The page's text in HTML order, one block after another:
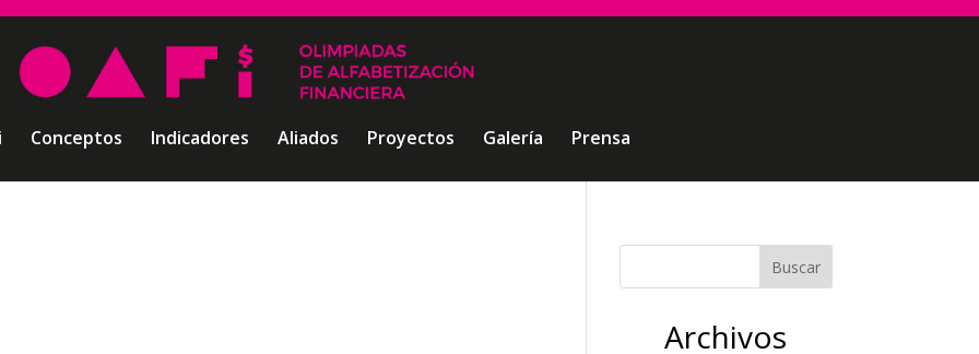
Conceptos Indicadores Aliados Proyectos Galería Prensa
Archivos